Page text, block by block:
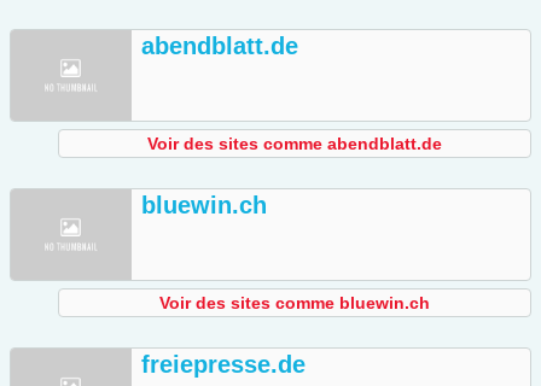
abendblatt.de
Voir des sites comme abendblatt.de
bluewin.ch
Voir des sites comme bluewin.ch
freiepresse.de